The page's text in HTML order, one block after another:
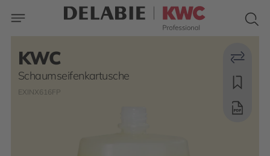
KWC
Schaumseifenkartusche
EXINX616FP